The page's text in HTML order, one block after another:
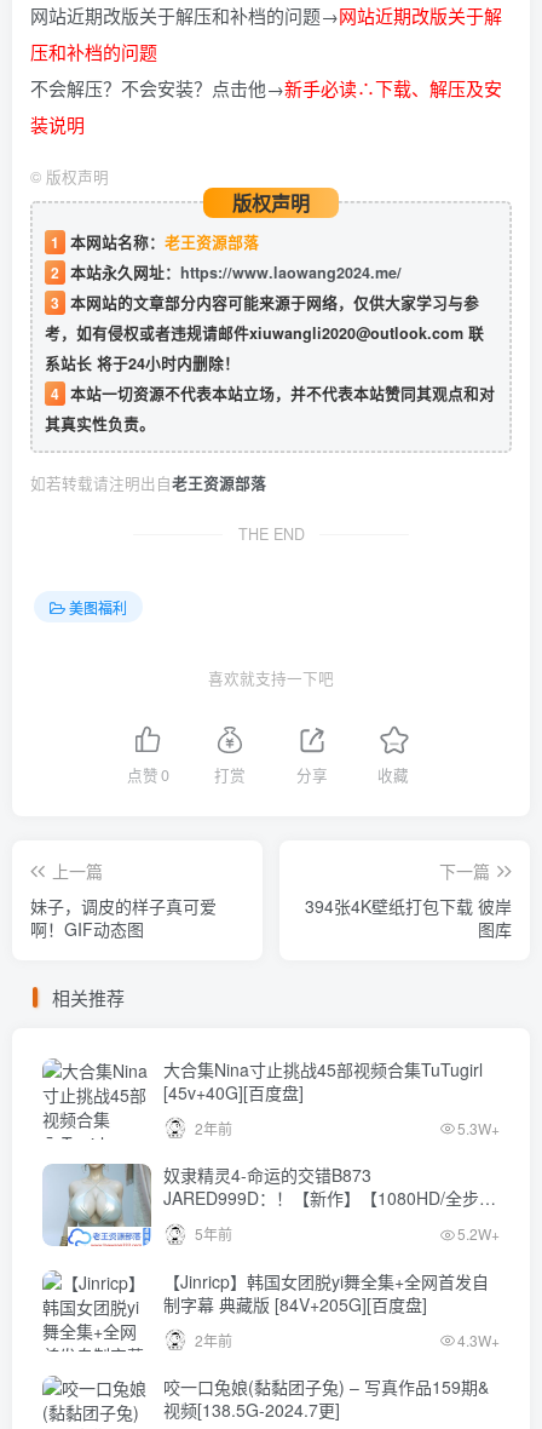
网站近期改版关于解压和补档的问题→网站近期改版关于解
压和补档的问题
不会解压？不会安装？点击他→新手必读∴下载、解压及安
装说明
© 版权声明
版权声明
1 本网站名称： 老王资源部落
2 本站永久网址： https://www.laowang2024.me/
3 本网站的文章部分内容可能来源于网络，仅供大家学习与参
考，如有侵权或者违规请邮件xiuwangli2020@outlook.com 联
系站长 将于24小时内删除！
4 本站一切资源不代表本站立场，并不代表本站赞同其观点和对
其真实性负责。
如若转载请注明出自老王资源部落
THE END
美图福利
喜欢就支持一下吧
点赞0 打赏 分享 收藏
上一篇
妹子，调皮的样子真可爱
啊！GIF动态图
下一篇
394张4K壁纸打包下载 彼岸
图库
相关推荐
大合集Nina寸止挑战45部视频合集TuTugirl
[45v+40G][百度盘]
2年前 5.3W+
奴隶精灵4-命运的交错B873
JARED999D：！【新作】【1080HD/全步
兵】
5年前 5.2W+
【Jinricp】韩国女团脱yi舞全集+全网首发自
制字幕 典藏版 [84V+205G][百度盘]
2年前 4.3W+
咬一口兔娘(黏黏团子兔) – 写真作品159期&
视频[138.5G-2024.7更]